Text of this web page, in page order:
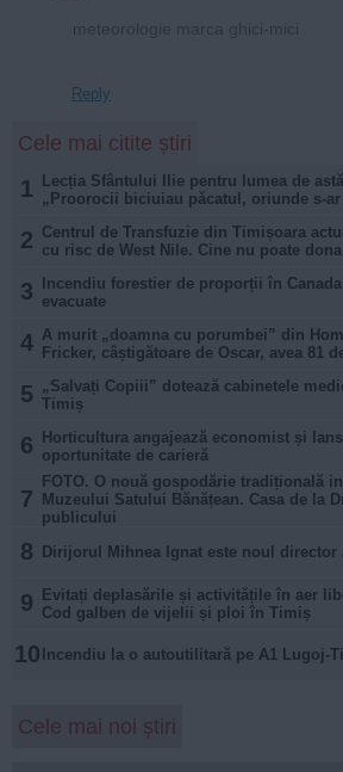
Reply
Cele mai citite știri
1
Lecția Sfântului Ilie pentru lumea de
„Proorocii biciuiau păcatul, oriunde s-ar
2 Centrul de Transfuzie din Timișoara
cu risc de West Nile. Cine nu poate
3
Incendiu forestier de proporții în
evacuate
4 A murit „doamna cu porumbei” din
Fricker, câștigătoare de Oscar, avea 81
5 „Salvați Copiii” dotează cabinetele
Timiș
6
Horticultura angajează economist și
oportunitate de carieră
7
FOTO. O nouă gospodărie tradițională
Muzeului Satului Bănățean. Casa de la
publicului
8 Dirijorul Mihnea Ignat este noul
9
Evitați deplasările și activitățile în aer
Cod galben de vijelii și ploi în Timiș
10 Incendiu la o autoutilitară pe A1 Lugoj-
Cele mai noi știri